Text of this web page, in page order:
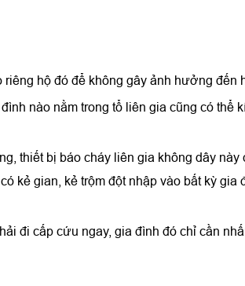
hộ đó để không gây ảnh hưởng đến
nào nằm trong tổ liên gia cũng có thể
thiết bị báo cháy liên gia không dây
kẻ gian, kẻ trộm đột nhập vào bất kỳ gia
đi cấp cứu ngay, gia đình đó chỉ cần